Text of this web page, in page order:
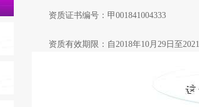
资质证书编号：甲001841004333
资质有效期限：自2018年10月29日至2021